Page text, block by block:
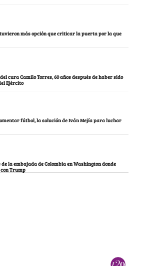
tuvieron más opción que criticar la puerta por la que
cura Camilo Torres, 60 años después de haber sido
Ejército
fútbol, la solución de Iván Mejía para luchar
de la embajada de Colombia en Washington donde
Trump